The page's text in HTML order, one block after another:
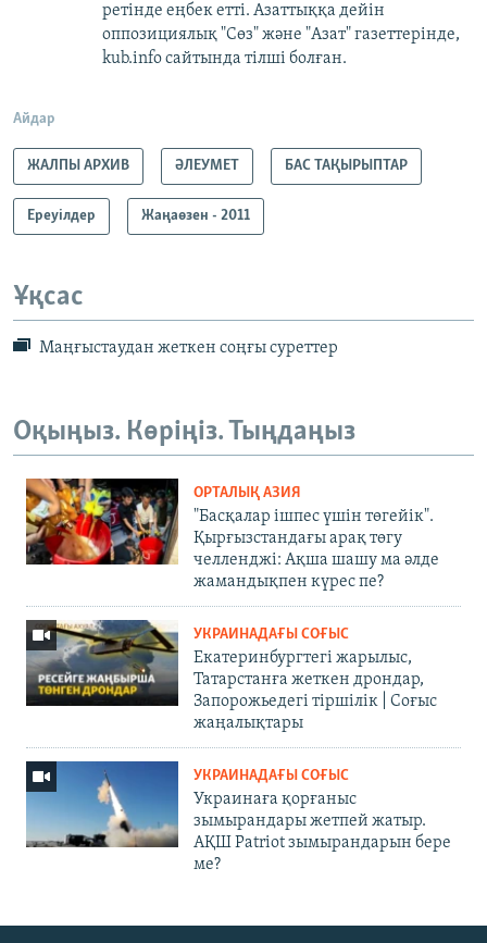
ретінде еңбек етті. Азаттыққа дейін
оппозициялық "Сөз" және "Азат" газеттерінде,
kub.info сайтында тілші болған.
Айдар
ЖАЛПЫ АРХИВ ӘЛЕУМЕТ БАС ТАҚЫРЫПТАР
Ереуілдер Жаңаөзен - 2011
Ұқсас
Маңғыстаудан жеткен соңғы суреттер
Оқыңыз. Көріңіз. Тыңдаңыз
ОРТАЛЫҚ АЗИЯ
"Басқалар ішпес үшін төгейік".
Қырғызстандағы арақ төгу
челленджі: Ақша шашу ма әлде
жамандықпен күрес пе?
УКРАИНАДАҒЫ СОҒЫС
Екатеринбургтегі жарылыс,
Татарстанға жеткен дрондар,
Запорожьедегі тіршілік | Cоғыс
жаңалықтары
УКРАИНАДАҒЫ СОҒЫС
Украинаға қорғаныс
зымырандары жетпей жатыр.
АҚШ Patriot зымырандарын бере
ме?